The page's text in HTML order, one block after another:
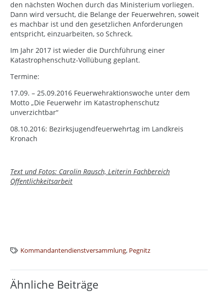
den nächsten Wochen durch das Ministerium vorliegen.
Dann wird versucht, die Belange der Feuerwehren, soweit
es machbar ist und den gesetzlichen Anforderungen
entspricht, einzuarbeiten, so Schreck.
Im Jahr 2017 ist wieder die Durchführung einer
Katastrophenschutz-Vollübung geplant.
Termine:
17.09. – 25.09.2016 Feuerwehraktionswoche unter dem
Motto „Die Feuerwehr im Katastrophenschutz
unverzichtbar“
08.10.2016: Bezirksjugendfeuerwehrtag im Landkreis
Kronach
Text und Fotos: Carolin Rausch, Leiterin Fachbereich
Öffentlichkeitsarbeit
Kommandantendienstversammlung, Pegnitz
Ähnliche Beiträge